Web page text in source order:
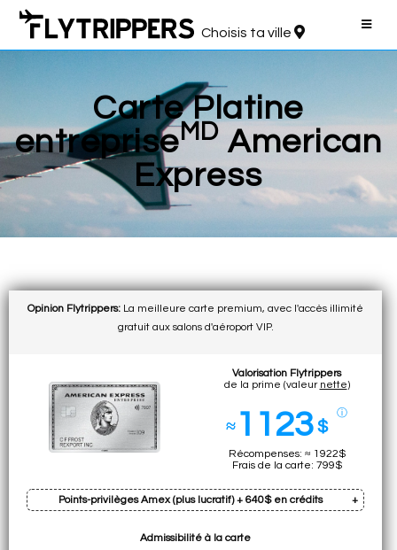
Choisis ta ville
Carte Platine
entrepriseMD American
Express
Opinion Flytrippers: La meilleure carte premium, avec l'accès illimité
gratuit aux salons d'aéroport VIP.
Valorisation Flytrippers
de la prime (valeur nette)
≈ 1123 $
ⓘ
Récompenses: ≈ 1922$
Frais de la carte: 799$
Points-privilèges Amex (plus lucratif) + 640$ en crédits
Prime: 120k pts
Admissibilité à la carte